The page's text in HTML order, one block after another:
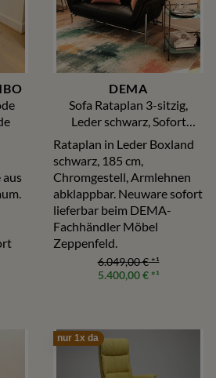
DEMA
Sofa Rataplan 3-sitzig,
Leder schwarz, Sofort
lieferbar!
Rataplan in Leder Boxland
schwarz, 185 cm,
Chromgestell, Armlehnen
abklappbar. Neuware sofort
lieferbar beim DEMA-
Fachhändler Möbel
Zeppenfeld.
6.049,00 €*¹
5.400,00 €*¹
nur 1x da